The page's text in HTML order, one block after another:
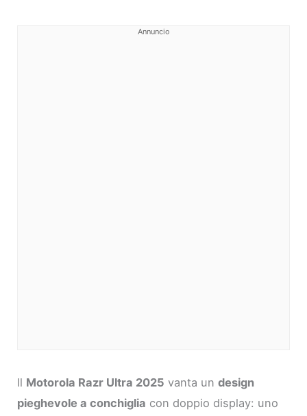
Annuncio
Il Motorola Razr Ultra 2025 vanta undesign
pieghevole a conchiglia con doppio display: uno